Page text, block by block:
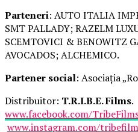
Parteneri: AUTO ITALIA
SMT PALLADY; RAZELM
SCEMTOVICI & BENOWITZ
AVOCADOS; ALCHEMICO.
Partener social: Asociația
Distribuitor: T.R.I.B.E. Films.
www.facebook.com/
www.instagram.com/